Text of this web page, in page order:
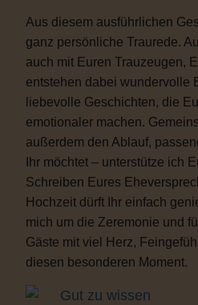
Aus diesem ausführlichen
ganz persönliche Traurede.
auch mit Euren Trauzeugen,
entstehen dabei wundervolle
liebevolle Geschichten, die
emotionaler machen.
außerdem den Ablauf,
Ihr möchtet – unterstütze ich
Schreiben Eures
Hochzeit dürft Ihr einfach
mich um die Zeremonie und
Gäste mit viel Herz,
diesen besonderen Moment.
Gut zu wissen